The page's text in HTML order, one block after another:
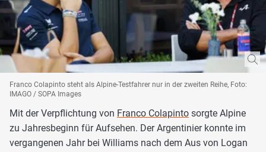
Franco Colapinto steht als Alpine-Testfahrer nur in der zweiten Reihe, Foto:
IMAGO / SOPA Images
Mit der Verpflichtung von Franco Colapinto sorgte Alpine
zu Jahresbeginn für Aufsehen. Der Argentinier konnte im
vergangenen Jahr bei Williams nach dem Aus von Logan